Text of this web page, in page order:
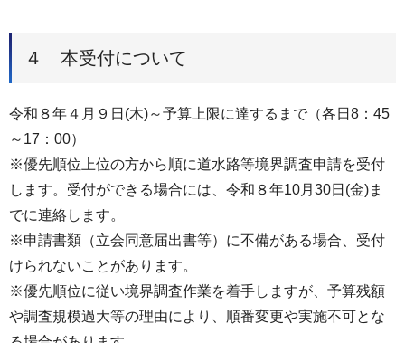
４ 本受付について
令和８年４月９日(木)～予算上限に達するまで（各日8：45
～17：00）
※優先順位上位の方から順に道水路等境界調査申請を受付
します。受付ができる場合には、令和８年10月30日(金)ま
でに連絡します。
※申請書類（立会同意届出書等）に不備がある場合、受付
けられないことがあります。
※優先順位に従い境界調査作業を着手しますが、予算残額
や調査規模過大等の理由により、順番変更や実施不可とな